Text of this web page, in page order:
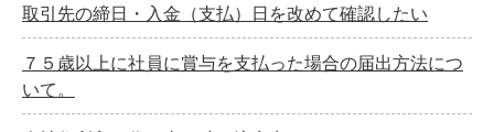
取引先の締日・入金（支払）日を改めて確認したい
７５歳以上に社員に賞与を支払った場合の届出方法につ
いて。